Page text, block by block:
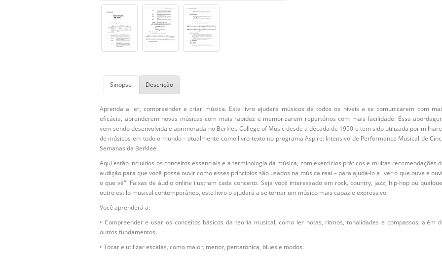
Sinopse Descrição
Aprenda a ler, compreender e criar música. Este livro ajudará músicos de todos os níveis a se comunicarem com
eficácia, aprenderem novas músicas com mais rapidez e memorizarem repertórios com mais facilidade. Essa
vem sendo desenvolvida e aprimorada no Berklee College of Music desde a década de 1950 e tem sido utilizada por
de músicos em todo o mundo – atualmente como livro-texto no programa Aspire: Intensivo de Performance Musical de
Semanas da Berklee.
Aqui estão incluídos os conceitos essenciais e a terminologia da música, com exercícios práticos e muitas recomendações
audição para que você possa ouvir como esses princípios são usados ​​na música real – para ajudá-lo a "ver o que ouve e
o que vê". Faixas de áudio online ilustram cada conceito. Seja você interessado em rock, country, jazz, hip-hop ou
outro estilo musical contemporâneo, este livro o ajudará a se tornar um músico mais capaz e expressivo.
Você aprenderá a:
• Compreender e usar os conceitos básicos da teoria musical, como ler notas, ritmos, tonalidades e compassos, além
outros fundamentos.
• Tocar e utilizar escalas, como maior, menor, pentatônica, blues e modos.